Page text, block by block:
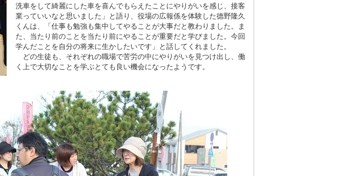
洗車をして綺麗にした車を喜んでもらえたことにやりがいを感じ、接客
業っていいなと思いました」と語り、役場の広報係を体験した德野隆久
くんは、「仕事も勉強も集中してやることが大事だと教わりました。ま
た、当たり前のことを当たり前にやることが重要だと学びました。今回
学んだことを自分の将来に生かしたいです」と話してくれました。
​ どの生徒も、それぞれの職場で苦労の中にやりがいを見つけ出し、働
く上で大切なことを学ぶとても良い機会になったようです。